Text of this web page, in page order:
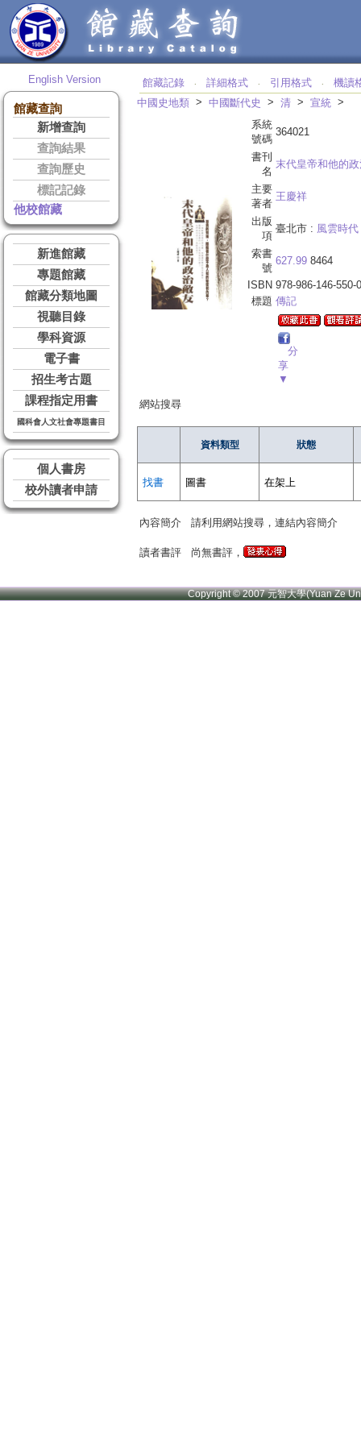
English Version
館藏查詢
新增查詢
查詢結果
查詢歷史
標記記錄
他校館藏
新進館藏
專題館藏
館藏分類地圖
視聽目錄
學科資源
電子書
招生考古題
課程指定用書
國科會人文社會專題書目
個人書房
校外讀者申請
館藏記錄 ‧ 詳細格式 ‧ 引用格式 ‧
機讀
中國史地類 > 中國斷代史 > 清 > 宣統 >
系統
號碼
364021
書刊
名
末代皇帝和他的
主要
著者
王慶祥
出版
項
臺北市 : 風雲時代
索書
號
627.99 8464
ISBN 978-986-146-550-0
標題 傳記
分
享
▼
網站搜尋
資料類型 狀態
找書 圖書 在架上
內容簡介 請利用網站搜尋，連結內容簡介
讀者書評 尚無書評，
Copyright © 2007 元智大學(Yuan Ze